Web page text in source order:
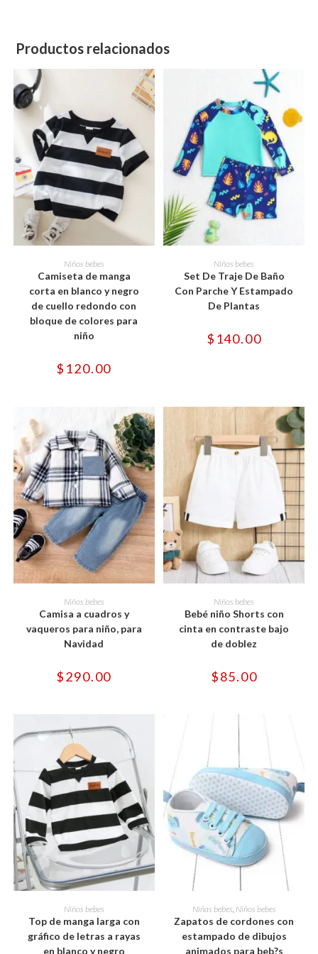
Productos relacionados
SELECCIONAR OPCIONES
Este
producto
tiene
múltiples
variantes.
opciones
se
pueden
elegir
página
Niños bebes
Camiseta de manga
corta en blanco y negro
de cuello redondo con
bloque de colores para
niño
$ 120.00
SELECCIONAR OPCIONES
producto
tiene
múltiples
variantes.
opciones
elegir
Niños bebes
Set De Traje De Baño
Con Parche Y Estampado
De Plantas
$ 140.00
SELECCIONAR OPCIONES
Este
producto
tiene
múltiples
variantes.
opciones
elegir
producto
Niños bebes
Camisa a cuadros y
vaqueros para niño, para
Navidad
$290.00
SELECCIONAR OPCIONES
Este
producto
tiene
múltiples
variantes.
opciones
elegir
de
producto
Niños bebes
Bebé niño Shorts con
cinta en contraste bajo
de doblez
$85.00
SELECCIONAR OPCIONES
Este
producto
tiene
múltiples
variantes.
Niños bebes
Top de manga larga con
gráfico de letras a rayas
en blanco y negro
SELECCIONAR OPCIONES
Este
producto
tiene
múltiples
variantes.
Niñas bebes Niños bebes
Zapatos de cordones con
estampado de dibujos
animados para beb?s